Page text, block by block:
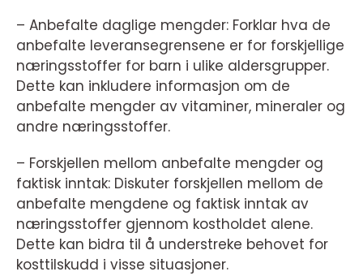
– Anbefalte daglige mengder: Forklar hva de
anbefalte leveransegrensene er for forskjellige
næringsstoffer for barn i ulike aldersgrupper.
Dette kan inkludere informasjon om de
anbefalte mengder av vitaminer, mineraler og
andre næringsstoffer.
– Forskjellen mellom anbefalte mengder og
faktisk inntak: Diskuter forskjellen mellom de
anbefalte mengdene og faktisk inntak av
næringsstoffer gjennom kostholdet alene.
Dette kan bidra til å understreke behovet for
kosttilskudd i visse situasjoner.